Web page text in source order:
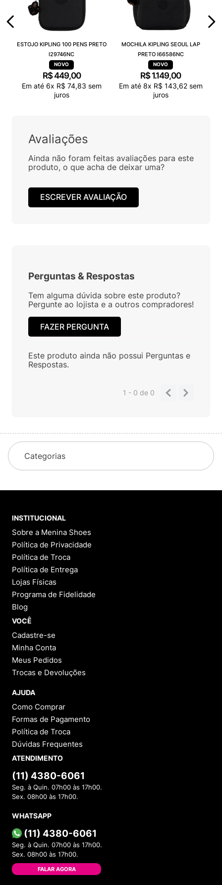
ESTOJO KIPLING 100 PENS PRETO
I29746NC
R$449,00
Em até 6x R$ 74,83 sem
juros
MOCHILA KIPLING SEOUL LAP
PRETO I66586NC
R$ 1.149,00
Em até 8x R$ 143,62sem
juros
Avaliações
Ainda não foram feitas avaliações para este
produto, o que acha de deixar uma?
ESCREVER AVALIAÇÃO
Perguntas & Respostas
Tem alguma dúvida sobre este produto?
Pergunte ao lojista e a outros compradores!
FAZER PERGUNTA
Este produto ainda não possui Perguntas e
Respostas.
1 - 0de 0
Categorias
INSTITUCIONAL
Sobre a Menina Shoes
Política de Privacidade
Política de Troca
Política de Entrega
Lojas Físicas
Programa de Fidelidade
Blog
VOCÊ
Cadastre-se
Minha Conta
Meus Pedidos
Trocas e Devoluções
AJUDA
Como Comprar
Formas de Pagamento
Política de Troca
Dúvidas Frequentes
ATENDIMENTO
(11) 4380-6061
Seg. à Quin. 07h00 às 17h00.
Sex. 08h00 às 17h00.
WHATSAPP
(11) 4380-6061
Seg. à Quin. 07h00 às 17h00.
Sex. 08h00 às 17h00.
FALAR AGORA